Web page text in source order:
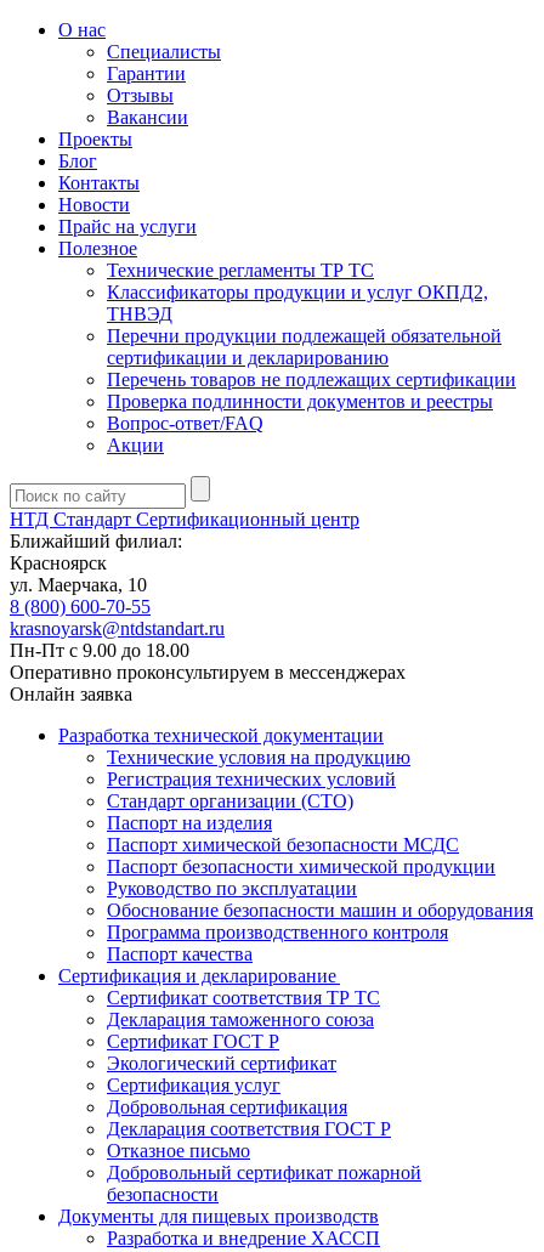
О нас
Специалисты
Гарантии
Отзывы
Вакансии
Проекты
Блог
Контакты
Новости
Прайс на услуги
Полезное
Технические регламенты ТР ТС
Классификаторы продукции и услуг ОКПД2,
ТНВЭД
Перечни продукции подлежащей обязательной
сертификации и декларированию
Перечень товаров не подлежащих сертификации
Проверка подлинности документов и реестры
Вопрос-ответ/FAQ
Акции
НТД Стандарт Сертификационный центр
Ближайший филиал:
Красноярск
ул. ​​​Маерчака, 10
8 (800) 600-70-55
krasnoyarsk@ntdstandart.ru
Пн-Пт с 9.00 до 18.00
Оперативно проконсультируем в мессенджерах
Онлайн заявка
Разработка технической документации
Технические условия на продукцию
Регистрация технических условий
Стандарт организации (СТО)
Паспорт на изделия
Паспорт химической безопасности МСДС
Паспорт безопасности химической продукции
Руководство по эксплуатации
Обоснование безопасности машин и оборудования
Программа производственного контроля
Паспорт качества
Сертификация и декларирование
Сертификат соответствия ТР ТС
Декларация таможенного союза
Сертификат ГОСТ Р
Экологический сертификат
Сертификация услуг
Добровольная сертификация
Декларация соответствия ГОСТ Р
Отказное письмо
Добровольный сертификат пожарной
безопасности
Документы для пищевых производств
Разработка и внедрение ХАССП